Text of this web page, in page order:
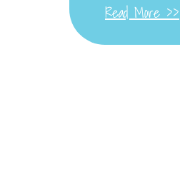
Read More >>